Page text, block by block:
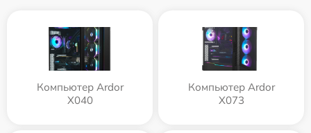
Компьютер Ardor
X040
Компьютер Ardor
X073